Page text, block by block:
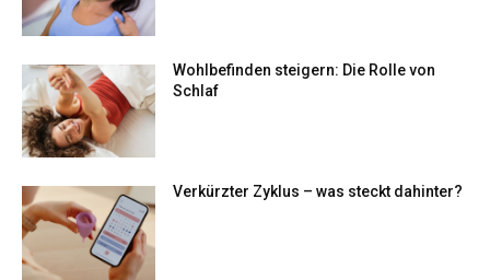
Wohlbefinden steigern: Die Rolle von
Schlaf
Verkürzter Zyklus – was steckt dahinter?